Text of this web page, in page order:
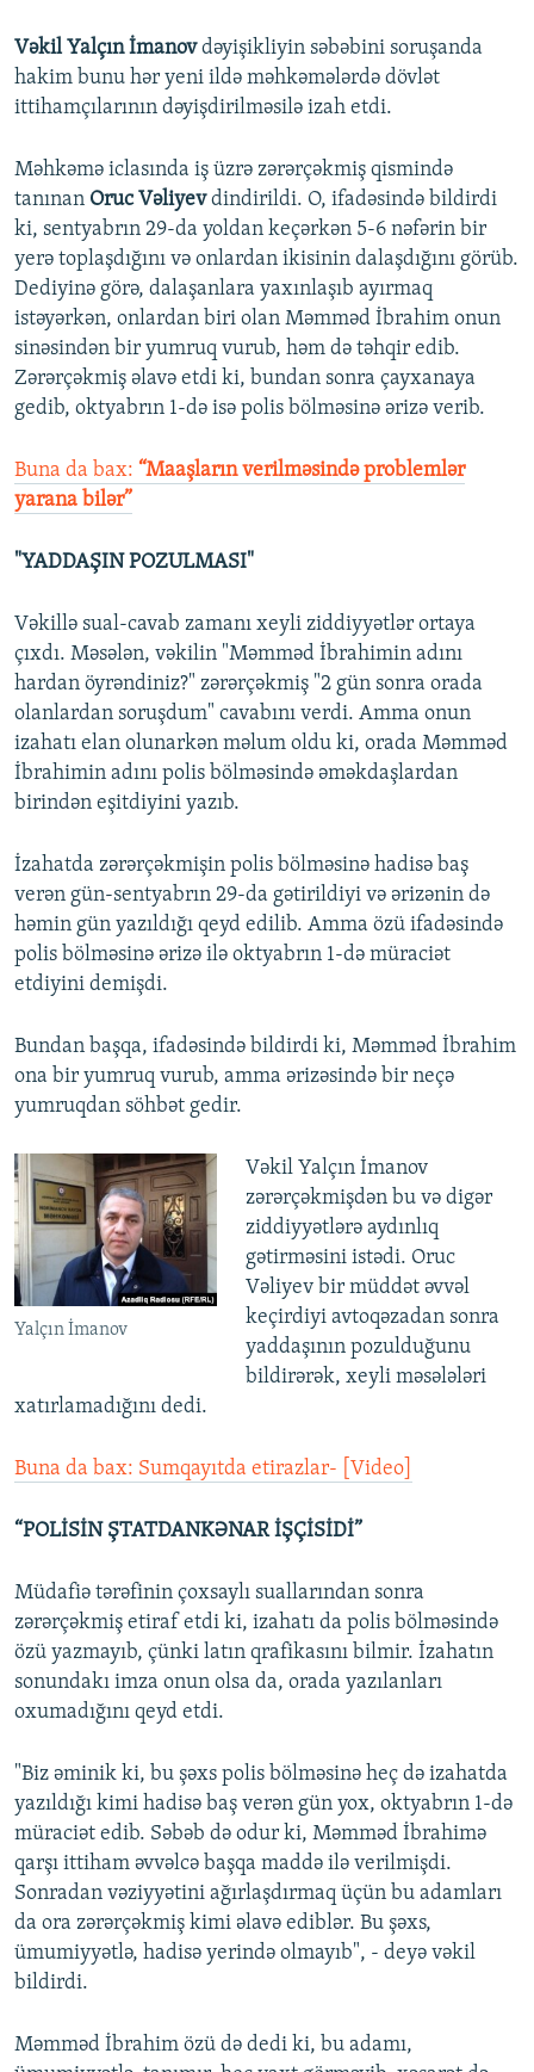
Vəkil Yalçın İmanovdəyişikliyin səbəbini soruşanda
hakim bunu hər yeni ildə məhkəmələrdə dövlət
ittihamçılarının dəyişdirilməsilə izah etdi.
Məhkəmə iclasında iş üzrə zərərçəkmiş qismində
tanınan Oruc Vəliyevdindirildi. O, ifadəsində bildirdi
ki, sentyabrın 29-da yoldan keçərkən 5-6 nəfərin bir
yerə toplaşdığını və onlardan ikisinin dalaşdığını görüb.
Dediyinə görə, dalaşanlara yaxınlaşıb ayırmaq
istəyərkən, onlardan biri olan Məmməd İbrahim onun
sinəsindən bir yumruq vurub, həm də təhqir edib.
Zərərçəkmiş əlavə etdi ki, bundan sonra çayxanaya
gedib, oktyabrın 1-də isə polis bölməsinə ərizə verib.
Buna da bax: “Maaşların verilməsində problemlər
yarana bilər”
"YADDAŞIN POZULMASI"
Vəkillə sual-cavab zamanı xeyli ziddiyyətlər ortaya
çıxdı. Məsələn, vəkilin "Məmməd İbrahimin adını
hardan öyrəndiniz?" zərərçəkmiş "2 gün sonra orada
olanlardan soruşdum" cavabını verdi. Amma onun
izahatı elan olunarkən məlum oldu ki, orada Məmməd
İbrahimin adını polis bölməsində əməkdaşlardan
birindən eşitdiyini yazıb.
İzahatda zərərçəkmişin polis bölməsinə hadisə baş
verən gün-sentyabrın 29-da gətirildiyi və ərizənin də
həmin gün yazıldığı qeyd edilib. Amma özü ifadəsində
polis bölməsinə ərizə ilə oktyabrın 1-də müraciət
etdiyini demişdi.
Bundan başqa, ifadəsində bildirdi ki, Məmməd İbrahim
ona bir yumruq vurub, amma ərizəsində bir neçə
yumruqdan söhbət gedir.
Yalçın İmanov
Vəkil Yalçın İmanov
zərərçəkmişdən bu və digər
ziddiyyətlərə aydınlıq
gətirməsini istədi. Oruc
Vəliyev bir müddət əvvəl
keçirdiyi avtoqəzadan sonra
yaddaşının pozulduğunu
bildirərək, xeyli məsələləri
xatırlamadığını dedi.
Buna da bax: Sumqayıtda etirazlar- [Video]
“POLİSİN ŞTATDANKƏNAR İŞÇİSİDİ”
Müdafiə tərəfinin çoxsaylı suallarından sonra
zərərçəkmiş etiraf etdi ki, izahatı da polis bölməsində
özü yazmayıb, çünki latın qrafikasını bilmir. İzahatın
sonundakı imza onun olsa da, orada yazılanları
oxumadığını qeyd etdi.
"Biz əminik ki, bu şəxs polis bölməsinə heç də izahatda
yazıldığı kimi hadisə baş verən gün yox, oktyabrın 1-də
müraciət edib. Səbəb də odur ki, Məmməd İbrahimə
qarşı ittiham əvvəlcə başqa maddə ilə verilmişdi.
Sonradan vəziyyətini ağırlaşdırmaq üçün bu adamları
da ora zərərçəkmiş kimi əlavə ediblər. Bu şəxs,
ümumiyyətlə, hadisə yerində olmayıb", - deyə vəkil
bildirdi.
Məmməd İbrahim özü də dedi ki, bu adamı,